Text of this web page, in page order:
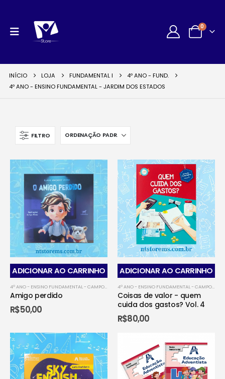
0
INÍCIO LOJA FUNDAMENTAL I
4º ANO - FUND.
4º ANO - ENSINO FUNDAMENTAL - JARDIM DOS ESTADOS
FILTRO
ADICIONAR AO CARRINHO
4º ANO - ENSINO FUNDAMENTAL - CAMPO GRANDENSE ,4º ANO - ENSINO FUNDAMENTAL -
Amigo perdido
R$50,00
ADICIONAR AO CARRINHO
4º ANO - ENSINO FUNDAMENTAL - CAMPO GRANDENSE
Coisas de valor - quem
cuida dos gastos? Vol. 4
R$80,00